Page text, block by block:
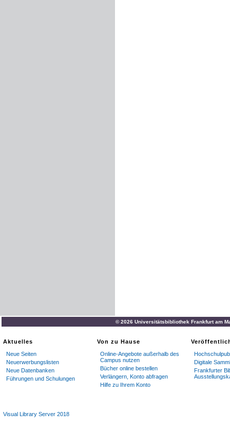
© 2026 Universitätsbibliothek Frankfurt am
Aktuelles
Neue Seiten
Neuerwerbungslisten
Neue Datenbanken
Führungen und Schulungen
Von zu Hause
Online-Angebote außerhalb des
Campus nutzen
Bücher online bestellen
Verlängern, Konto abfragen
Hilfe zu Ihrem Konto
Digitale
Frankfurter
Visual Library Server 2018